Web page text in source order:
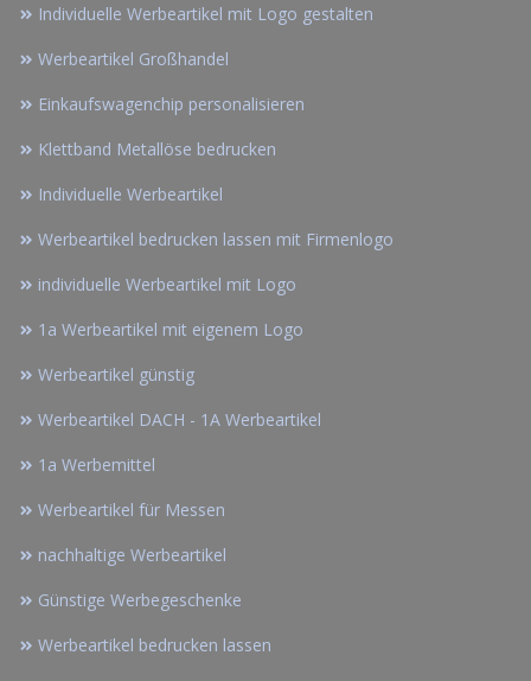
Individuelle Werbeartikel mit Logo gestalten
Werbeartikel Großhandel
Einkaufswagenchip personalisieren
Klettband Metallöse bedrucken
Individuelle Werbeartikel
Werbeartikel bedrucken lassen mit Firmenlogo
individuelle Werbeartikel mit Logo
1a Werbeartikel mit eigenem Logo
Werbeartikel günstig
Werbeartikel DACH - 1A Werbeartikel
1a Werbemittel
Werbeartikel für Messen
nachhaltige Werbeartikel
Günstige Werbegeschenke
Werbeartikel bedrucken lassen